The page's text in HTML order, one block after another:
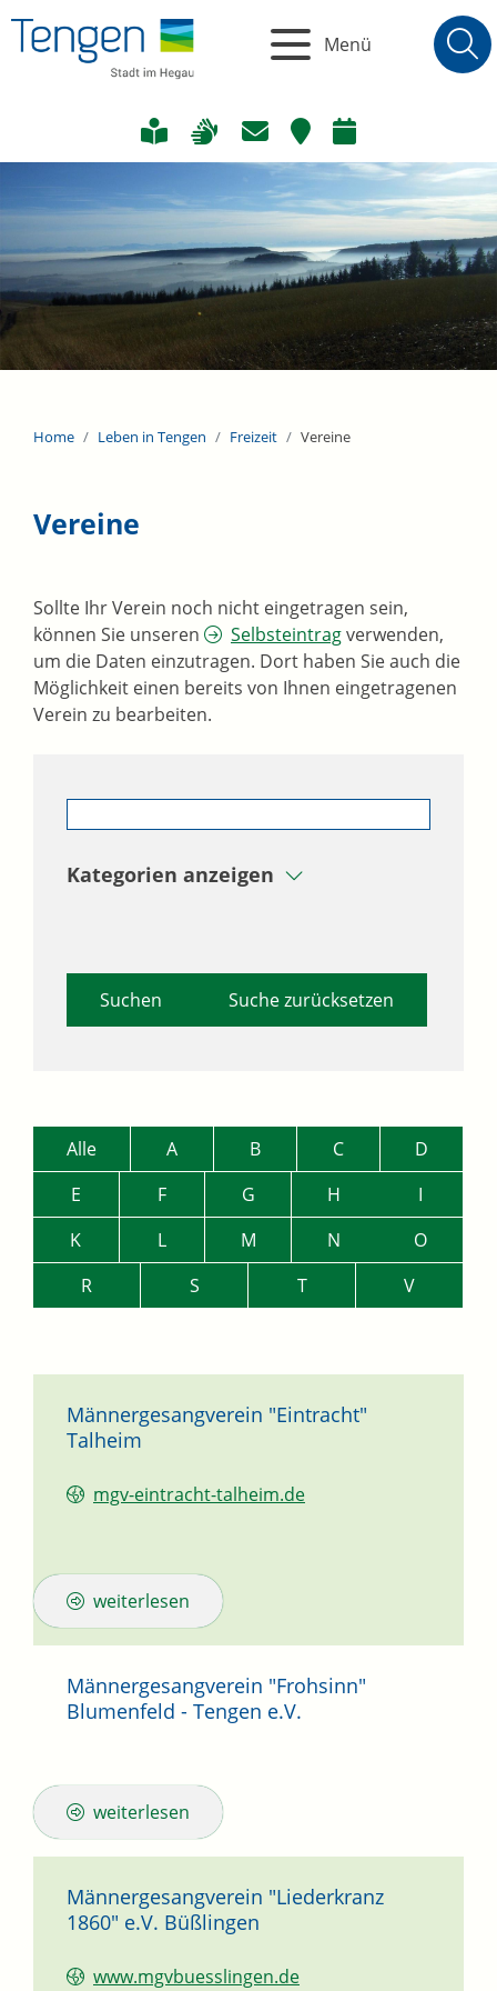
Menü
Home Leben in Tengen Freizeit Vereine
Vereine
Sollte Ihr Verein noch nicht eingetragen sein,
können Sie unseren
Selbsteintragverwenden,
um die Daten einzutragen. Dort haben Sie auch die
Möglichkeit einen bereits von Ihnen eingetragenen
Verein zu bearbeiten.
Kategorien anzeigen
Suche zurücksetzen
Alle A B C
D
E
F G H
I
K
L M N
O
R
S T V
Männergesangverein "Eintracht"
Talheim
mgv-eintracht-talheim.de
weiterlesen
Männergesangverein "Frohsinn"
Blumenfeld - Tengen e.V.
weiterlesen
Männergesangverein "Liederkranz
1860" e.V. Büßlingen
www.mgvbuesslingen.de